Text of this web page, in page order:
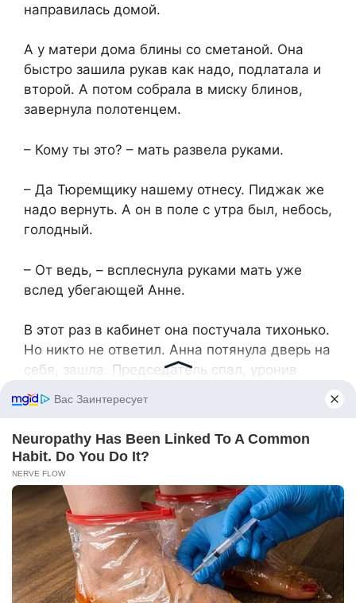
направилась домой.
А у матери дома блины со сметаной. Она
быстро зашила рукав как надо, подлатала и
второй. А потом собрала в миску блинов,
завернула полотенцем.
– Кому ты это? – мать развела руками.
– Да Тюремщику нашему отнесу. Пиджак же
надо вернуть. А он в поле с утра был, небось,
голодный.
– От ведь, – всплеснула руками мать уже
вслед убегающей Анне.
В этот раз в кабинет она постучала тихонько.
Но никто не ответил. Анна потянула дверь на
себя, зашла. Председатель спал, уронив
голову на руки.
Анна тихо повесила пиджак на пустой стул,
поставила миску с блинами на стол. Он не
проснулся. Анна крепко придерживая
скрипучую дверь, удалилась.
И тут навстречу по коридору принесся
Витька-агроном. Она встала стеной.
– Да погодь ты!